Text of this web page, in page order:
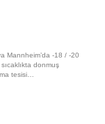
Mannheim’da -18 / -20
donmuş
tesisi…